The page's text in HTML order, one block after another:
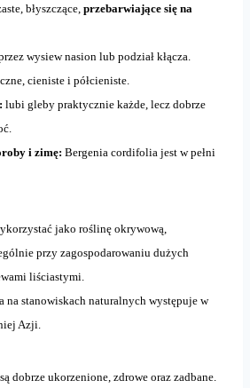
błyszczące, przebarwiające się na
wysiew nasion lub podział kłącza.
cieniste i półcieniste.
lubi gleby praktycznie każde, lecz dobrze
i zimę: Bergenia cordifolia jest w pełni
jako roślinę okrywową,
przy zagospodarowaniu dużych
liściastymi.
na stanowiskach naturalnych występuje w
Azji.
dobrze ukorzenione, zdrowe oraz zadbane.